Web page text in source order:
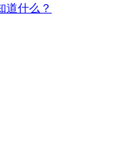
道什么？